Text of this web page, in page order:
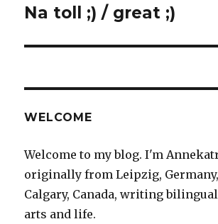
Next
Na toll ;) / great ;)
WELCOME
Welcome to my blog. I'm
originally from Leipzig,
Calgary, Canada, writing
arts and life.